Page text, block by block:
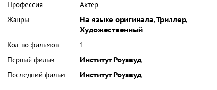
Профессия
Актер
Жанры
На языке оригинала,Триллер,
Художественный
Кол-во фильмов
1
Первый фильм
Институт Роузвуд
Последний фильм
Институт Роузвуд